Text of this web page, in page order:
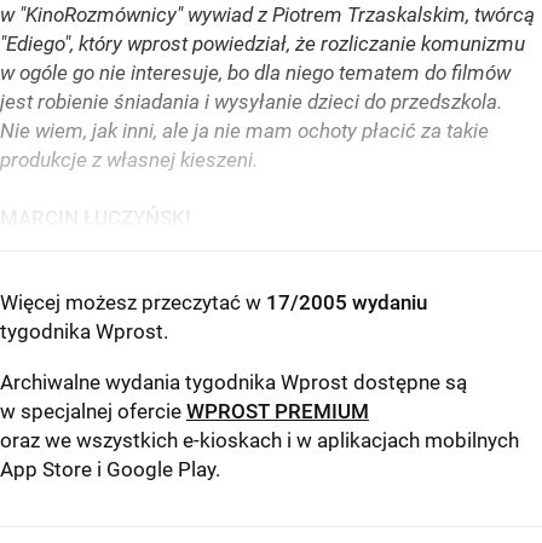
w "KinoRozmównicy" wywiad z Piotrem Trzaskalskim, twórcą
"Ediego", który wprost powiedział, że rozliczanie komunizmu
w ogóle go nie interesuje, bo dla niego tematem do filmów
jest robienie śniadania i wysyłanie dzieci do przedszkola.
Nie wiem, jak inni, ale ja nie mam ochoty płacić za takie
produkcje z własnej kieszeni.
MARCIN ŁUCZYŃSKI
Więcej możesz przeczytać w 17/2005 wydaniu
tygodnika Wprost.
Archiwalne wydania tygodnika Wprost dostępne są
w specjalnej ofercie WPROST PREMIUM
oraz we wszystkich e-kioskach i w aplikacjach mobilnych
App Store i Google Play.